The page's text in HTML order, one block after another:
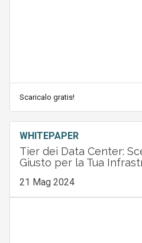
Scaricalo gratis!
WHITEPAPER
Tier dei Data Center:
Giusto per la Tua
21 Mag 2024